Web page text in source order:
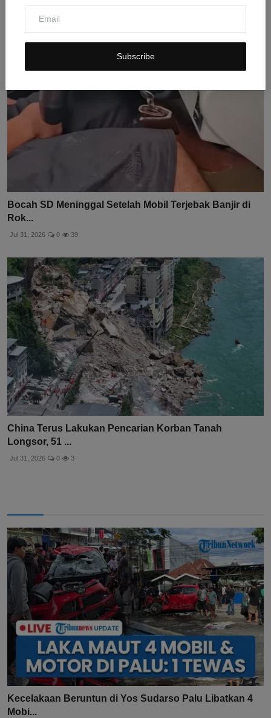
Subscribe
Bocah SD Meninggal Setelah Mobil Terjebak Banjir di
Rok...
Jul 31, 2026 0 39
China Terus Lakukan Pencarian Korban Tanah
Longsor, 51 ...
Jul 31, 2026 0 3
Kecelakaan Beruntun di Yos Sudarso Palu Libatkan 4
Mobi...